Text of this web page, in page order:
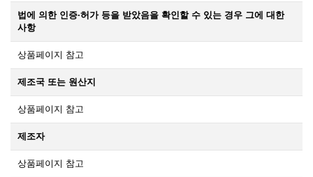
법에 의한 인증·허가 등을 받았음을 확인할 수 있는 경우 그에 대한
사항
상품페이지 참고
제조국 또는 원산지
상품페이지 참고
제조자
상품페이지 참고